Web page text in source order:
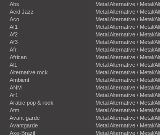
Abs
Acid Jazz
Aco
Af1
Af2
Af3
Afr
African
Al1
Alternative rock
Ambient
ANM
Ar1
Arabic pop & rock
Atm
Avant-garde
Avantgarde
Axe-Brazil
Metal Alternative / Metal/
Metal Alternative / Metal/
Metal Alternative / Metal/
Metal Alternative / Metal/
Metal Alternative / Metal/
Metal Alternative / Metal/
Metal Alternative / Metal/
Metal Alternative / Metal/
Metal Alternative / Metal/
Metal Alternative / Metal/
Metal Alternative / Metal/
Metal Alternative / Metal/
Metal Alternative / Metal/
Metal Alternative / Metal/
Metal Alternative / Metal/
Metal Alternative / Metal/
Metal Alternative / Metal/
Metal Alternative / Metal/